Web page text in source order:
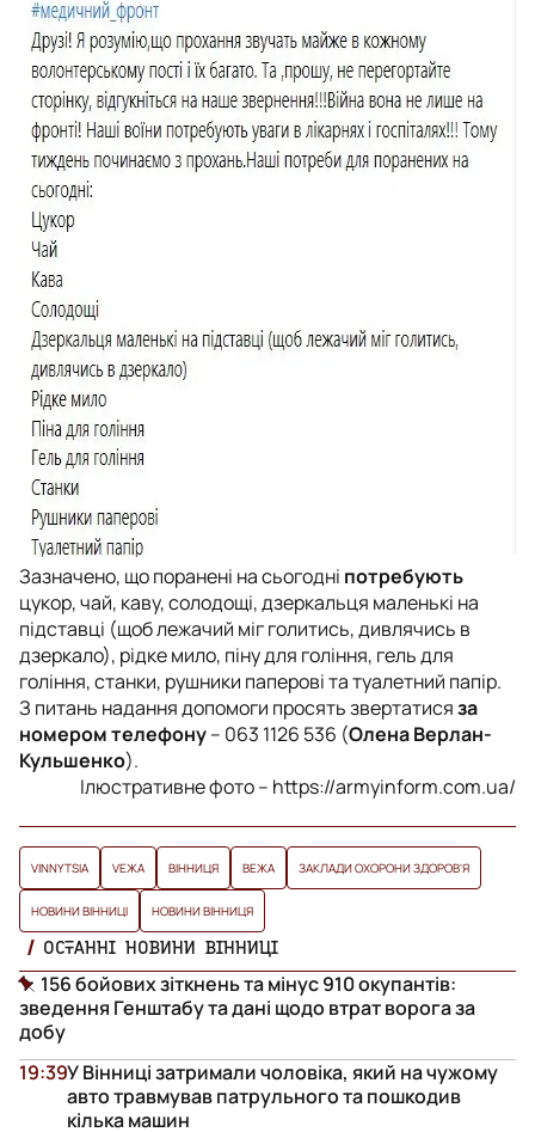
Зазначено, що поранені на сьогодні потребують
цукор, чай, каву, солодощі, дзеркальця маленькі на
підставці (щоб лежачий міг голитись, дивлячись в
дзеркало), рідке мило, піну для гоління, гель для
гоління, станки, рушники паперові та туалетний папір.
З питань надання допомоги просять звертатисяза
номером телефону– 063 1126 536 (Олена Верлан-
Кульшенко).
Ілюстративне фото – https://armyinform.com.ua/
VINNYTSIA VЕЖА ВІННИЦЯ ВЕЖА ЗАКЛАДИ ОХОРОНИ ЗДОРОВ'Я
НОВИНИ ВІННИЦІ НОВИНИ ВІННИЦЯ
ОСТАННІ НОВИНИ ВІННИЦІ
156 бойових зіткнень та мінус 910 окупантів:
зведення Генштабу та дані щодо втрат ворога за
добу
У Вінниці затримали чоловіка, який на чужому
авто травмував патрульного та пошкодив
кілька машин
19:39